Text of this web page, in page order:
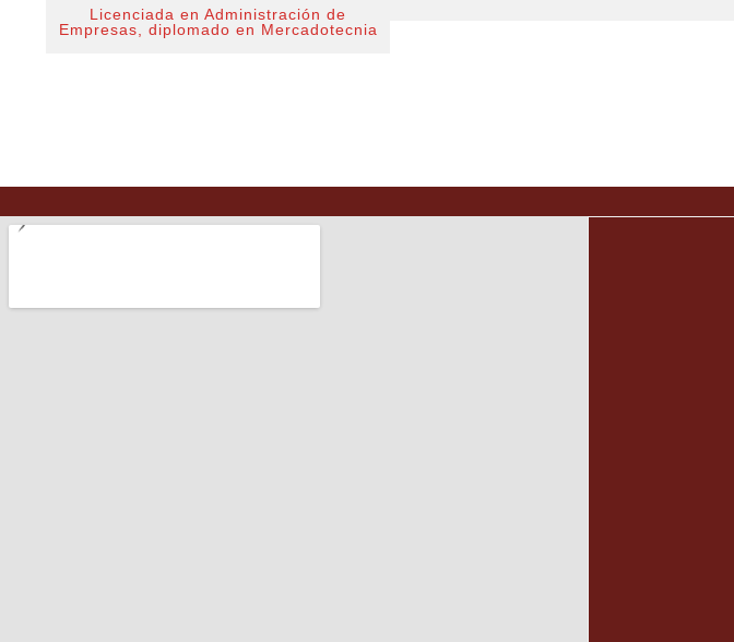
Licenciada en Administración de
Empresas, diplomado en Mercadotecnia